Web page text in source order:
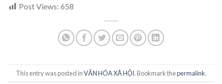
Post Views: 658
This entry was posted inVĂN HÓA XÃ HỘI. Bookmark thepermalink.